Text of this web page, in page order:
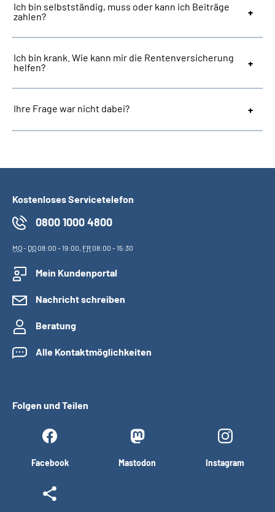
Ich bin selbstständig, muss oder kann ich Beiträge
zahlen?
Ich bin krank. Wie kann mir die Rentenversicherung
helfen?
Ihre Frage war nicht dabei?
Kostenloses Servicetelefon
0800 1000 4800
MO- DO08:00 - 19:00, FR08:00 - 15:30
Mein Kundenportal
Nachricht schreiben
Beratung
Alle Kontaktmöglichkeiten
Folgen und Teilen
Facebook Mastodon Instagram